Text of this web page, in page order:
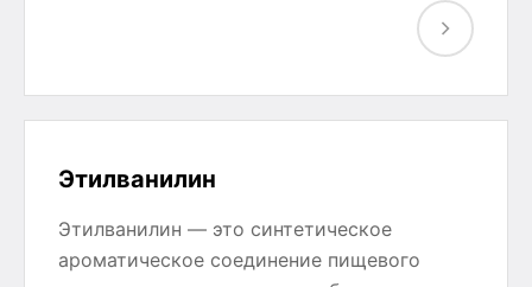
Этилванилин
Этилванилин — это синтетическое
ароматическое соединение пищевого